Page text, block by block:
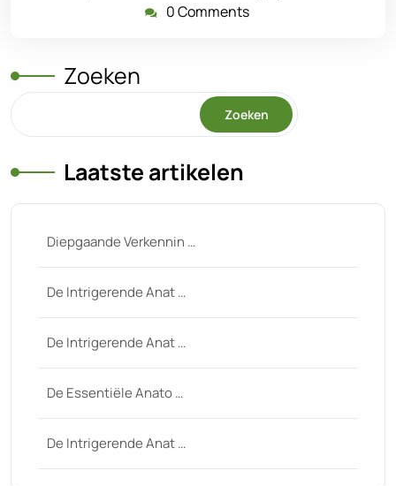
0 Comments
Zoeken
Zoeken
Laatste artikelen
Diepgaande Verkennin …
De Intrigerende Anat …
De Intrigerende Anat …
De Essentiële Anato …
De Intrigerende Anat …